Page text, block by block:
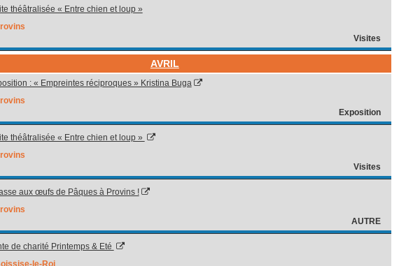
théâtralisée « Entre chien et loup »
Visites
AVRIL
: « Empreintes réciproques » Kristina Buga
Exposition
théâtralisée « Entre chien et loup »
Visites
aux œufs de Pâques à Provins !
AUTRE
de charité Printemps & Eté
le-Roi